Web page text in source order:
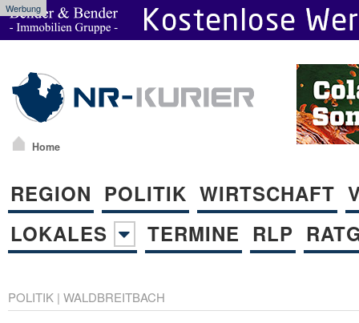
Werbung
Home
REGION POLITIK WIRTSCHAFT
LOKALES
TERMINE RLP
POLITIK | WALDBREITBACH